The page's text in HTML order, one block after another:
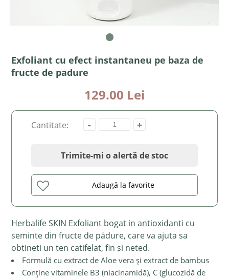
Exfoliant cu efect instantaneu pe baza de
fructe de padure
129.00 Lei
Herbalife SKIN Exfoliant bogat in antioxidanti cu
seminte din fructe de pădure, care va ajuta sa
obtineti un ten catifelat, fin si neted.
Formulă cu extract de Aloe vera și extract de bambus
Conține vitaminele B3 (niacinamidă), C (glucozidă de
Cantitate: - +
Trimite-mi o alertă de stoc
Adaugă la favorite